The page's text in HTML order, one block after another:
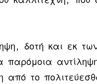
δοτή και εκ
από το